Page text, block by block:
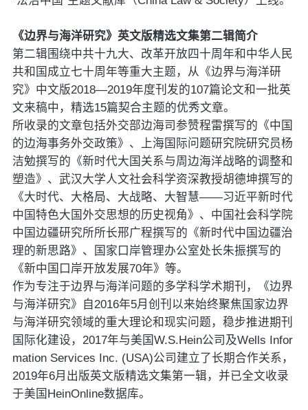
《边界与海洋研究》英文版精选文集第二辑简介
第二辑围绕中共十九大、改革开放四十周年和中华人民
共和国成立七十周年等重大主题，从《边界与海洋研
究》中文版2018—2019年度刊发的107篇论文和一批英
文来稿中，精选15篇契合主题的优秀文章。
所收录的文章包括外交部边海司参赞程雷撰写的《中国
的边海事务外交政策》、上海国际问题研究院研究员杨
洁勉撰写的《新时代大国关系与周边海洋战略的调整和
塑造》、武汉大学人文社会科学资深教授胡德坤撰写的
《大时代、大格局、大战略、大智慧——习近平新时代
中国特色大国外交思想的历史视角》、中国社会科学院
中国边疆研究所所长邢广程撰写的《新时代中国边疆治
理的新思路》、国家口岸管理办公室处长朱振撰写的
《新中国口岸开放发展70年》等。
作为专注于边界与海洋问题的多学科学术期刊，《边界
与海洋研究》自2016年5月创刊以来始终聚焦国家边界
与海洋研究领域的重大理论和现实问题，稳步推进期刊
国际化建设，2017年与美国W.S.Hein公司及Wells Infor
mation Services Inc. (USA)公司建立了长期合作关系，
2019年6月出版英文版精选文集第一辑，并已全文收录
于美国HeinOnline数据库。